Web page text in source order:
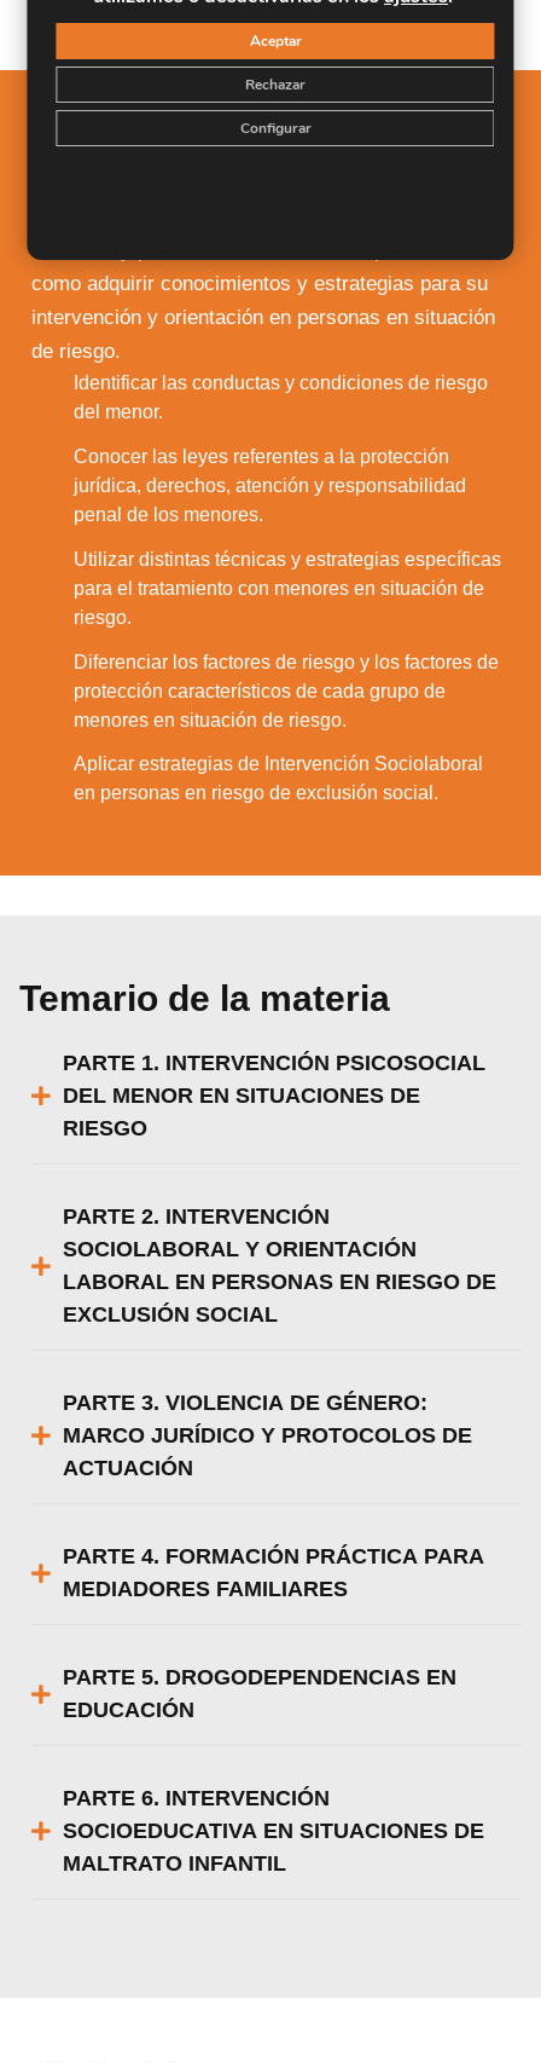
Salidas Profesionales
como adquirir conocimientos y estrategias para su
intervención y orientación en personas en situación
de riesgo.
Identificar las conductas y condiciones de riesgo
del menor.
Conocer las leyes referentes a la protección
jurídica, derechos, atención y responsabilidad
penal de los menores.
Utilizar distintas técnicas y estrategias específicas
para el tratamiento con menores en situación de
riesgo.
Diferenciar los factores de riesgo y los factores de
protección característicos de cada grupo de
menores en situación de riesgo.
Aplicar estrategias de Intervención Sociolaboral
en personas en riesgo de exclusión social.
Temario de la materia
PARTE 1. INTERVENCIÓN PSICOSOCIAL
DEL MENOR EN SITUACIONES DE
RIESGO
PARTE 2. INTERVENCIÓN
SOCIOLABORAL Y ORIENTACIÓN
LABORAL EN PERSONAS EN RIESGO DE
EXCLUSIÓN SOCIAL
PARTE 3. VIOLENCIA DE GÉNERO:
MARCO JURÍDICO Y PROTOCOLOS DE
ACTUACIÓN
PARTE 4. FORMACIÓN PRÁCTICA PARA
MEDIADORES FAMILIARES
PARTE 5. DROGODEPENDENCIAS EN
EDUCACIÓN
PARTE 6. INTERVENCIÓN
SOCIOEDUCATIVA EN SITUACIONES DE
MALTRATO INFANTIL
Aceptar
Rechazar
Configurar